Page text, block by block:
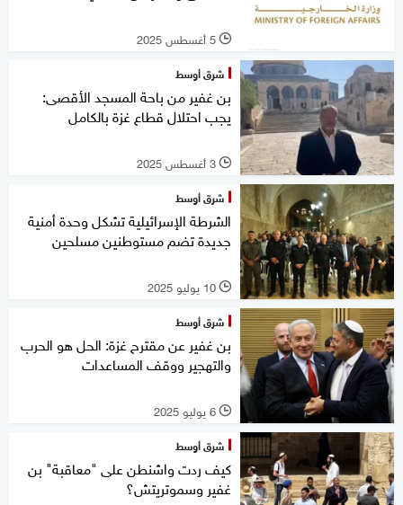
l 5 أغسطس 2025
شرق أوسط
بن غفير من باحة المسجد الأقصى:
يجب احتلال قطاع غزة بالكامل
l 3 أغسطس 2025
شرق أوسط
الشرطة الإسرائيلية تشكل وحدة أمنية
جديدة تضم مستوطنين مسلحين
l 10 يوليو 2025
شرق أوسط
بن غفير عن مقترح غزة: الحل هو الحرب
والتهجير ووقف المساعدات
l 6 يوليو 2025
شرق أوسط
كيف ردت واشنطن على "معاقبة" بن
غفير وسموتريتش؟